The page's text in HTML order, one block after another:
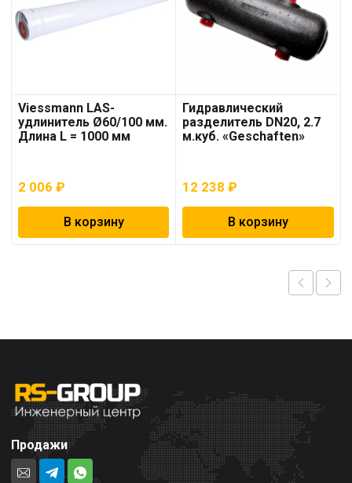
Viessmann LAS-
удлинитель Ø60/100 мм.
Длина L = 1000 мм
2 006 ₽
В корзину
Гидравлический
разделитель DN20, 2.7
м.куб. «Geschaften»
12 238₽
В корзину
Продажи